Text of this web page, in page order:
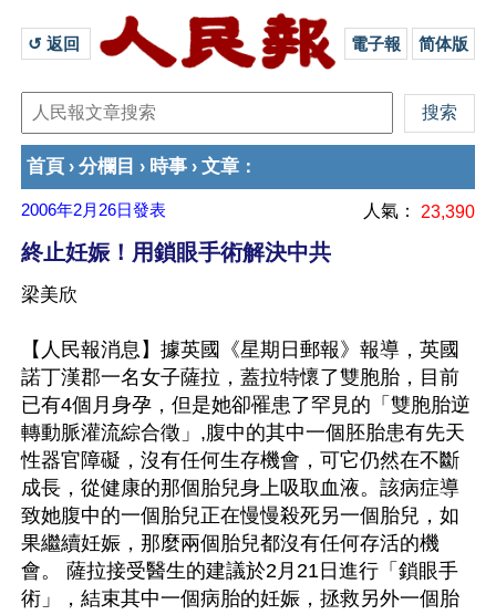
↺ 返回 電子報 简体版
首頁 › 分欄目 › 時事 › 文章 ：
2006年2月26日發表 人氣： 23,390
終止妊娠！用鎖眼手術解決中共
梁美欣
【人民報消息】據英國《星期日郵報》報導，英國
諾丁漢郡一名女子薩拉，蓋拉特懷了雙胞胎，目前
已有4個月身孕，但是她卻罹患了罕見的「雙胞胎逆
轉動脈灌流綜合徵」,腹中的其中一個胚胎患有先天
性器官障礙，沒有任何生存機會，可它仍然在不斷
成長，從健康的那個胎兒身上吸取血液。該病症導
致她腹中的一個胎兒正在慢慢殺死另一個胎兒，如
果繼續妊娠，那麼兩個胎兒都沒有任何存活的機
會。 薩拉接受醫生的建議於2月21日進行「鎖眼手
術」，結束其中一個病胎的妊娠，拯救另外一個胎